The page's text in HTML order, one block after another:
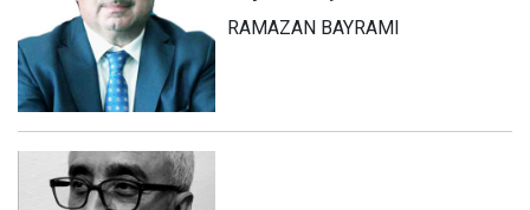
RAMAZAN BAYRAMI